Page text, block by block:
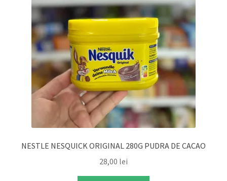
NESTLE NESQUICK ORIGINAL 280G PUDRA DE CACAO
28,00 lei